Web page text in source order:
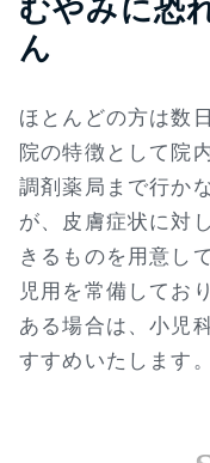
むやみに恐
ん
ほとんどの方は数
院の特徴として院
調剤薬局まで行か
が、皮膚症状に対
きるものを用意し
児用を常備してお
ある場合は、小児
すすめいたします。